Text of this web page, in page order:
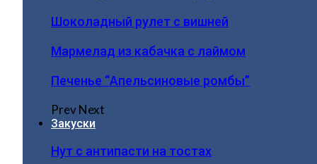
Шоколадный рулет с вишней
Мармелад из кабачка с лаймом
Печенье “Апельсиновые ромбы”
PrevNext
Закуски
Нут с антипасти на тостах